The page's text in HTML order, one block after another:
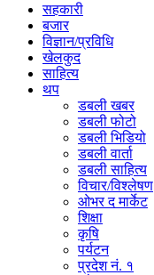
सहकारी
बजार
विज्ञान/प्रविधि
खेलकुद
साहित्य
थप
डबली खबर
डबली फोटो
डबली भिडियो
डबली वार्ता
डबली साहित्य
विचार/विश्‍लेषण
ओभर द मार्केट
शिक्षा
कृषि
पर्यटन
प्रदेश नं. १